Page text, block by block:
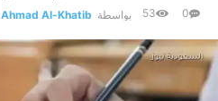
بواسطة Ahmad Al-Khatib 0
53